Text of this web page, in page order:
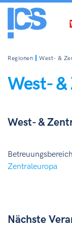
Regionen West- &
West-
West- &
Zentraleuropa
Nächste